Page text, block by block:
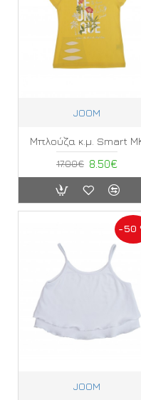
JOOM
Μπλούζα κ.μ. Smart
8.50€
17.00€
-50
JOOM